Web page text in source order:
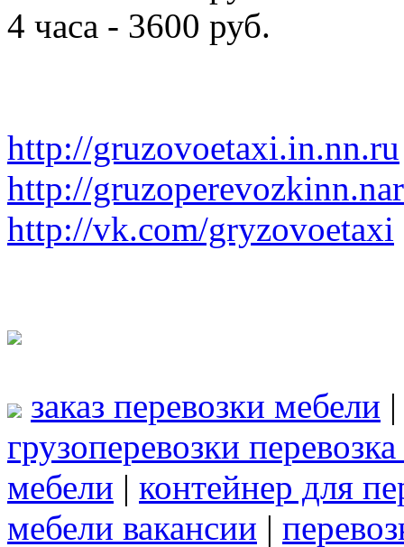
4 часа - 3600 руб.
http://gruzovoetaxi.in.nn.ru
http://
http://vk.com/gryzovoetaxi
заказ перевозки мебели
грузоперевозки
мебели | контейнер для
мебели вакансии |